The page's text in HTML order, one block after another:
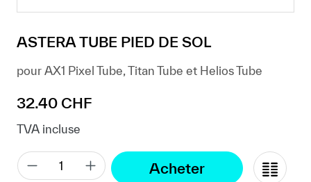
ASTERA TUBE PIED DE SOL
pour AX1 Pixel Tube, Titan Tube et Helios Tube
Prix régulier :
32.40 CHF
TVA incluse
Acheter